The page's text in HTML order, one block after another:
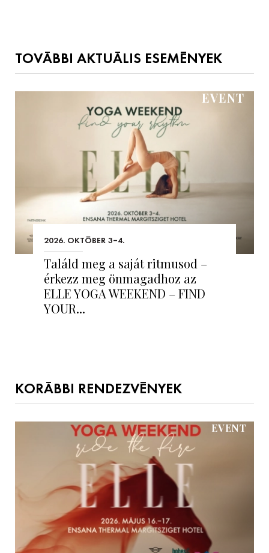
TOVÁBBI AKTUÁLIS ESEMÉNYEK
EVENT
Találd meg a saját ritmusod –
érkezz meg önmagadhoz az
ELLE YOGA WEEKEND – FIND
YOUR...
2026. OKTÓBER 3–4.
KORÁBBI RENDEZVÉNYEK
EVENT